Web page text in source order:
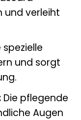
und verleiht
und sorgt
Die pflegende
Augen